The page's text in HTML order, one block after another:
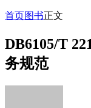
首页图书正文
DB6105/T
务规范